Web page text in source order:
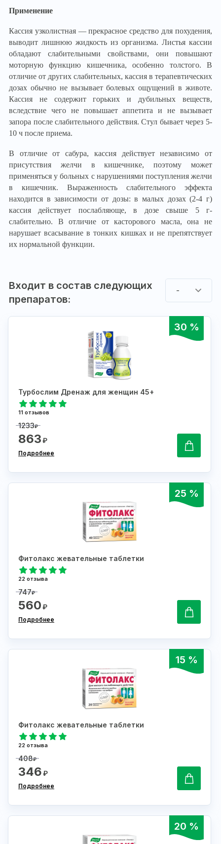
Применение
Кассия узколистная — прекрасное средство для похудения,
выводит лишнюю жидкость из организма. Листья кассии
обладают слабительными свойствами, они повышают
моторную функцию кишечника, особенно толстого. В
отличие от других слабительных, кассия в терапевтических
дозах обычно не вызывает болевых ощущений в животе.
Кассия не содержит горьких и дубильных веществ,
вследствие чего не повышает аппетита и не вызывает
запора после слабительного действия. Стул бывает через 5-
10 ч после приема.
В отличие от сабура, кассия действует независимо от
присутствия желчи в кишечнике, поэтому может
применяться у больных с нарушениями поступления желчи
в кишечник. Выраженность слабительного эффекта
находится в зависимости от дозы: в малых дозах (2-4 г)
кассия действует послабляюще, в дозе свыше 5 г-
слабительно. В отличие от касторового масла, она не
нарушает всасывание в тонких кишках и не препятствует
их нормальной функции.
Входит в состав следующих
препаратов:
-
30 %
Турбослим Дренаж для женщин 45+
11 отзывов
1233₽
863₽
Подробнее
25 %
Фитолакс жевательные таблетки
22 отзыва
747₽
560₽
Подробнее
15 %
Фитолакс жевательные таблетки
22 отзыва
408₽
346₽
Подробнее
20 %